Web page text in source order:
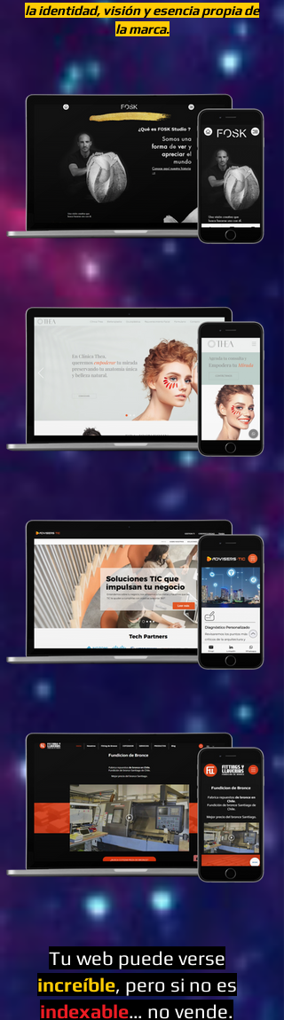
la identidad, visión y esencia propia de
la marca.
Tu web puede verse
increíble, pero si no es
indexable… no vende.